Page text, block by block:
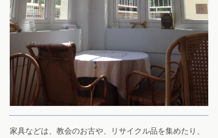
家具などは、教会のお古や、リサイクル品を集めたり、